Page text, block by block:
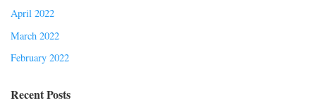
April 2022
March 2022
February 2022
Recent Posts